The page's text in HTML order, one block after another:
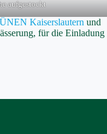
aufgestockt
Kaiserslautern und
für die Einladung